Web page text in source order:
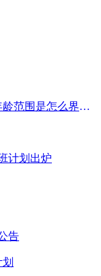
网上购买机票，机票婴儿和儿童的年龄范围是怎么界定的？
计划出炉
告